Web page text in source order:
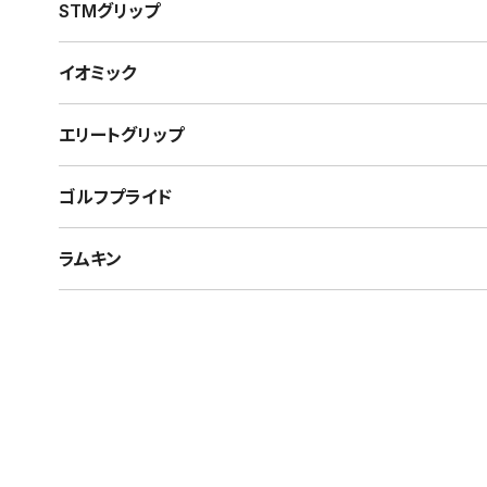
STMグリップ
イオミック
エリートグリップ
ゴルフプライド
ラムキン